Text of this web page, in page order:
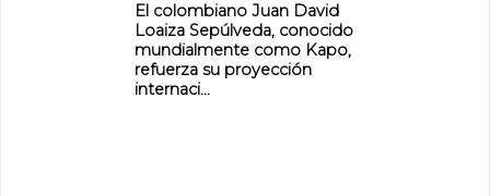
El colombiano Juan David
Loaiza Sepúlveda, conocido
mundialmente como Kapo,
refuerza su proyección
internaci...